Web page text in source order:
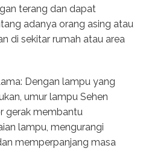
terang dan dapat
adanya orang asing atau
di sekitar rumah atau area
Dengan lampu yang
umur lampu Sehen
gerak membantu
lampu, mengurangi
memperpanjang masa